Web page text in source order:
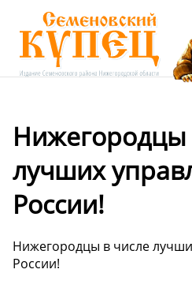
Нижегородцы
лучших
России!
Нижегородцы в числе
России!